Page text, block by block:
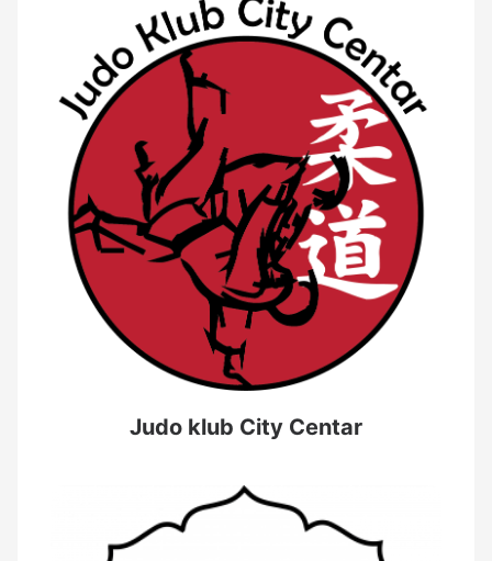
Judo klub City Centar